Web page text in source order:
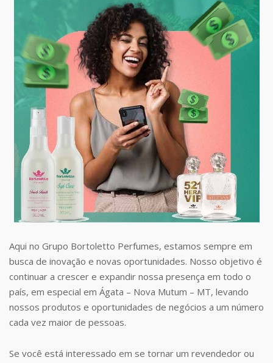
Aqui no Grupo Bortoletto Perfumes, estamos sempre em
busca de inovação e novas oportunidades. Nosso objetivo é
continuar a crescer e expandir nossa presença em todo o
país, em especial em Ágata – Nova Mutum – MT, levando
nossos produtos e oportunidades de negócios a um número
cada vez maior de pessoas.
Se você está interessado em se tornar um revendedor ou